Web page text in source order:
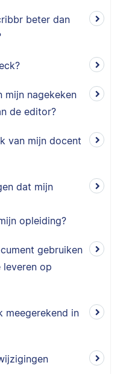
beter dan
mijn nagekeken
de editor?
van mijn docent
dat mijn
opleiding?
gebruiken
leveren op
meegerekend in